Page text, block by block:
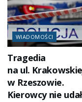
Tagi: AUDYCJA